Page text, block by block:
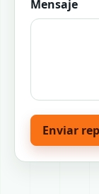
Mensaje
Enviar